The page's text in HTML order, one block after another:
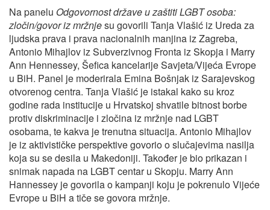
Na panelu Odgovornost države u zaštiti LGBT osoba:
zločin/govor iz mržnjesu govorili Tanja Vlašić iz Ureda za
ljudska prava i prava nacionalnih manjina iz Zagreba,
Antonio Mihajlov iz Subverzivnog Fronta iz Skopja i Marry
Ann Hennessey, Šefica kancelarije Savjeta/Vijeća Evrope
u BiH. Panel je moderirala Emina Bošnjak iz Sarajevskog
otvorenog centra. Tanja Vlašić je istakal kako su kroz
godine rada institucije u Hrvatskoj shvatile bitnost borbe
protiv diskriminacije i zločina iz mržnje nad LGBT
osobama, te kakva je trenutna situacija. Antonio Mihajlov
je iz aktivističke perspektive govorio o slučajevima nasilja
koja su se desila u Makedoniji. Također je bio prikazan i
snimak napada na LGBT centar u Skopju. Marry Ann
Hannessey je govorila o kampanji koju je pokrenulo Vijeće
Evrope u BiH a tiče se govora mržnje.